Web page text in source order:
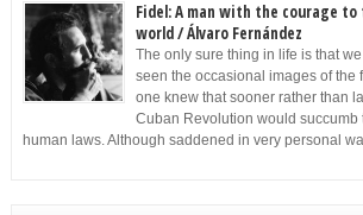
Fidel: A man with the courage
world / Álvaro Fernández
The only sure thing in life is that
seen the occasional images of the
one knew that sooner rather than
Cuban Revolution would succumb
human laws. Although saddened in very personal